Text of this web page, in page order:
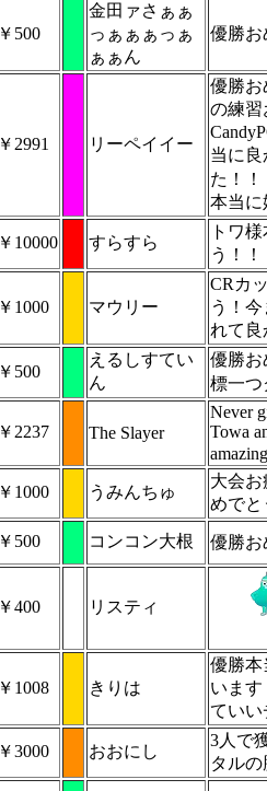
￥500
金田ァさぁぁ
っぁぁぁっぁ
ぁぁん
優勝お
￥2991 リーペイイー
優勝お
の練習
当に
た！
本当に
￥10000 すらすら
トワ
う！！
￥1000 マウリー
CRカ
う！
れて良
￥500
えるしすてい
ん
優勝お
標一つ
￥2237 The Slayer
Never
Towa
￥1000 うみんちゅ
大会
めでと
￥500 コンコン大根 優勝お
￥400 リスティ
￥1008 きりは
優勝本
います
ていい
￥3000 おおにし
3人で
タル